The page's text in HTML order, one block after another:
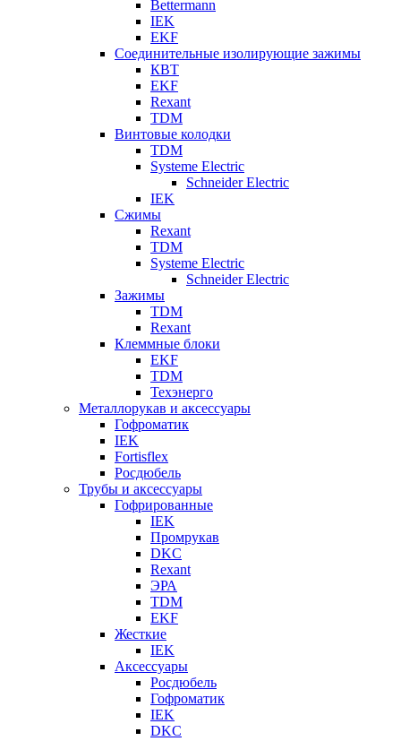
Bettermann
IEK
EKF
Соединительные изолирующие зажимы
КВТ
EKF
Rexant
TDM
Винтовые колодки
TDM
Systeme Electric
Schneider Electric
IEK
Сжимы
Rexant
TDM
Systeme Electric
Schneider Electric
Зажимы
TDM
Rexant
Клеммные блоки
EKF
TDM
Техэнерго
Металлорукав и аксессуары
Гофроматик
IEK
Fortisflex
Росдюбель
Трубы и аксессуары
Гофрированные
IEK
Промрукав
DKC
Rexant
ЭРА
TDM
EKF
Жесткие
IEK
Аксессуары
Росдюбель
Гофроматик
IEK
DKC